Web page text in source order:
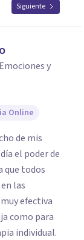
Siguiente
y
Online
de mis
el poder de
que todos
las
efectiva
como para
individual.